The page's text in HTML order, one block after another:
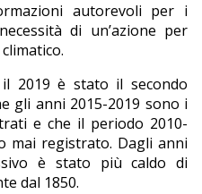
autorevoli per i
di un’azione per
2019 è stato il secondo
gli anni 2015-2019 sono i
e che il periodo 2010-
mai registrato. Dagli anni
è stato più caldo di
dal 1850.